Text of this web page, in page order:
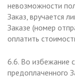
невозможности
Заказ, вручается
Заказе (номер
оплатить
6.6. Во избежание
предоплаченного